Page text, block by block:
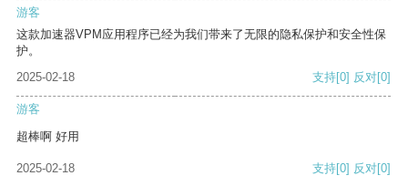
游客
这款加速器VPM应用程序已经为我们带来了无限的隐私保护和安全性保
护。
2025-02-18
支持[0] 反对[0]
游客
超棒啊 好用
2025-02-18 支持[0] 反对[0]